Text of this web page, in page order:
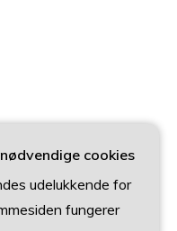
cookies
udelukkende for
fungerer